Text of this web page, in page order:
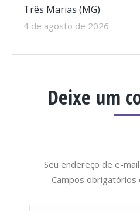
Três Marias (MG)
4 de agosto de 2026
Deixe um
Seu endereço de e-
Campos obrigatórios